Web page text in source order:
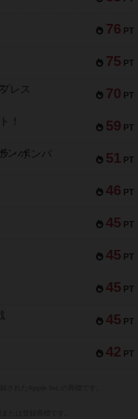
76 PT
75 PT
70 PT
レス
59 PT
！
51 PT
・ボンバ
46 PT
45 PT
45 PT
45 PT
45 PT
42 PT